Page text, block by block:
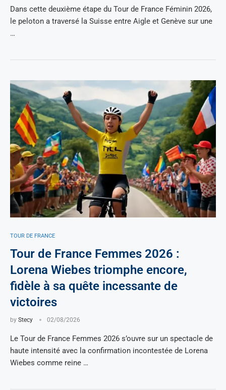
Dans cette deuxième étape du Tour de France Féminin 2026,
le peloton a traversé la Suisse entre Aigle et Genève sur une
…
TOUR DE FRANCE
Tour de France Femmes 2026 :
Lorena Wiebes triomphe encore,
fidèle à sa quête incessante de
victoires
by Stecy 02/08/2026
Le Tour de France Femmes 2026 s’ouvre sur un spectacle de
haute intensité avec la confirmation incontestée de Lorena
Wiebes comme reine …